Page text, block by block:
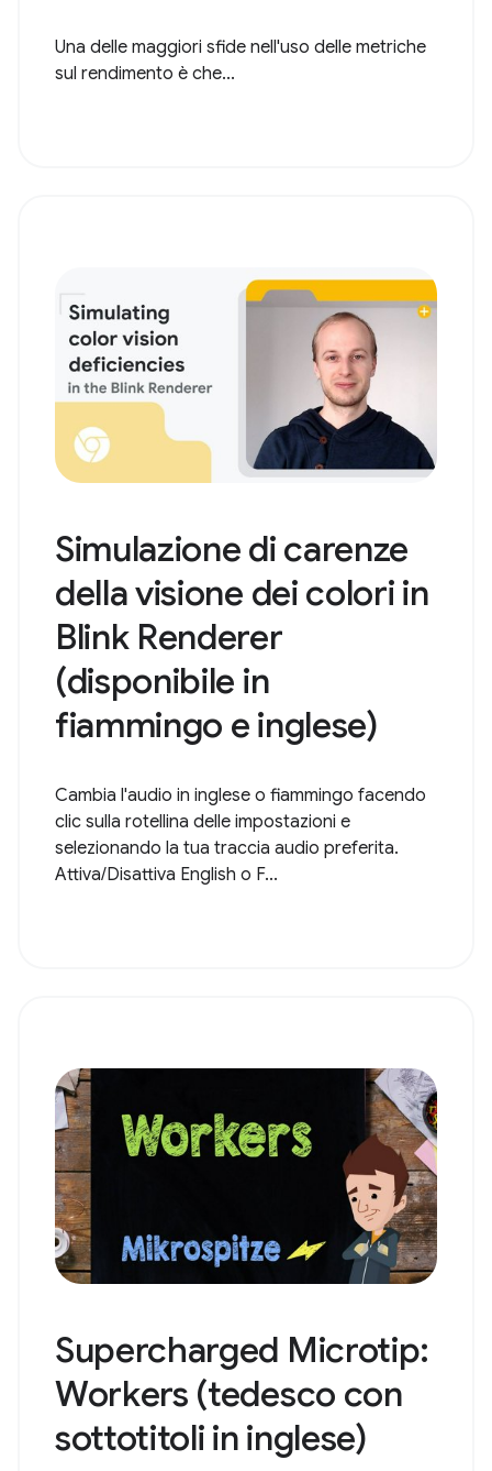
Una delle maggiori sfide nell'uso delle metriche
sul rendimento è che...
Simulazione di carenze
della visione dei colori in
Blink Renderer
(disponibile in
fiammingo e inglese)
Cambia l'audio in inglese o fiammingo facendo
clic sulla rotellina delle impostazioni e
selezionando la tua traccia audio preferita.
Attiva/Disattiva English o F...
Supercharged Microtip:
Workers (tedesco con
sottotitoli in inglese)